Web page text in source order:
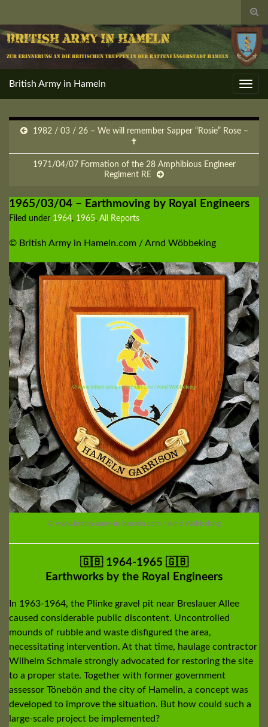
British Army in Hameln
1982 / 03 / 26 – We will remember Sapper “Rosie” Rose –
✝
1971/04/07 Formation of the 28 Amphibious Engineer
Regiment RE
1965/03/04 – Earthmoving by Royal Engineers
Filed under 1964, 1965, All Reports
© British Army in Hameln.com / Arnd Wöbbeking
© www.british-army-in-hameln.com / Arnd Wöbbeking
🇬🇧 1964-1965 🇬🇧
Earthworks by the Royal Engineers
In 1963-1964, the Plinke gravel pit near Breslauer Allee
caused considerable public discontent. Uncontrolled
mounds of rubble and waste disfigured the area,
necessitating intervention. At that time, haulage contractor
Wilhelm Schmale strongly advocated for restoring the site
to a proper state. Together with former government
assessor Tönebön and the city of Hamelin, a concept was
developed to improve the situation. But how could such a
large-scale project be implemented?